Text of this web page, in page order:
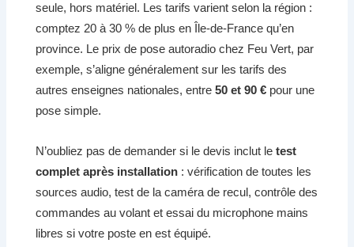
seule, hors matériel. Les tarifs varient selon la région :
comptez 20 à 30 % de plus en Île-de-France qu’en
province. Le prix de pose autoradio chez Feu Vert, par
exemple, s’aligne généralement sur les tarifs des
autres enseignes nationales, entre50 et 90 € pour une
pose simple.
N’oubliez pas de demander si le devis inclut letest
complet après installation : vérification de toutes les
sources audio, test de la caméra de recul, contrôle des
commandes au volant et essai du microphone mains
libres si votre poste en est équipé.